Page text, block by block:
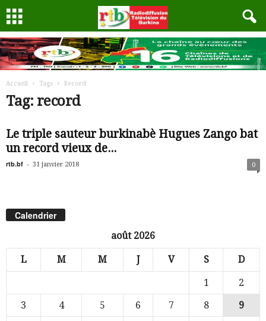
Accueil Tags Record
Tag: record
Le triple sauteur burkinabè Hugues Zango bat
un record vieux de...
rtb.bf - 31 janvier 2018 0
Calendrier
août 2026
L M M J V S D
1
2
3
4 5 6 7 8
9